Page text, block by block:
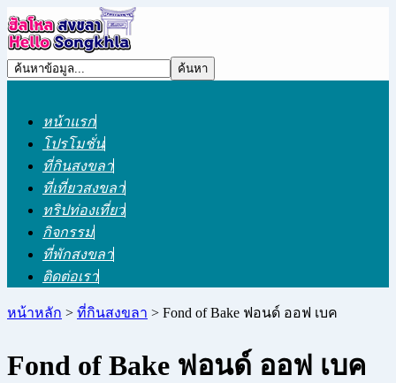
หน้าแรก
โปรโมชั่น
ที่กินสงขลา
ที่เที่ยวสงขลา
ทริปท่องเที่ยว
กิจกรรม
ที่พักสงขลา
ติดต่อเรา
หน้าหลัก > ที่กินสงขลา > Fond of Bake ฟอนด์ ออฟ เบค
Fond of Bake ฟอนด์ ออฟ เบค